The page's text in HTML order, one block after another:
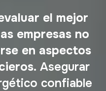
el mejor
empresas no
en aspectos
Asegurar
confiable